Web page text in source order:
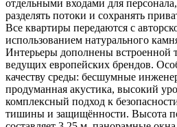
отдельными входами для
разделять потоки и сохранять
Все квартиры передаются с
использованием натурального
Интерьеры дополнены встроенной
ведущих европейских брендов.
качеству среды: бесшумные
продуманная акустика, высокий
комплексный подход к
тишины и защищённости. Высота